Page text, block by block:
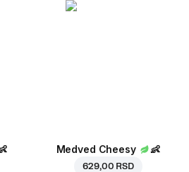
Medved Cheesy 👶
629,00 RSD